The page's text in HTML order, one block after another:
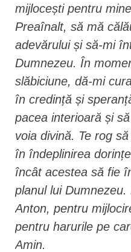
mijlocești pentru
Preaînalt, să mă
adevărului și să-mi
Dumnezeu. În
slăbiciune, dă-mi
în credință și
pacea interioară și
voia divină. Te rog
în îndeplinirea
încât acestea să fie
planul lui
Anton, pentru
pentru harurile pe
Amin.